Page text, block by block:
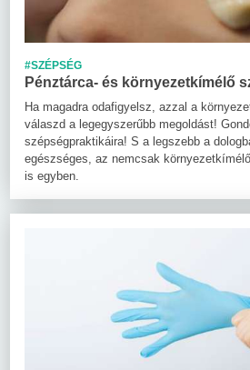
#SZÉPSÉG
Pénztárca- és környezetkímélő
Ha magadra odafigyelsz, azzal a
válaszd a legegyszerűbb megoldást!
szépségpraktikáira! S a legszebb a
egészséges, az nemcsak
is egyben.